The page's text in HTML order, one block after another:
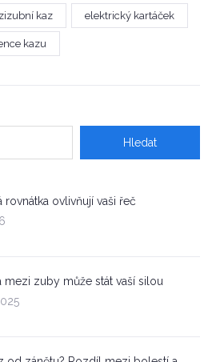
kaz elektrický kartáček
kazu
rovnátka ovlivňují vaši řeč
mezi zuby může stát vaší silou